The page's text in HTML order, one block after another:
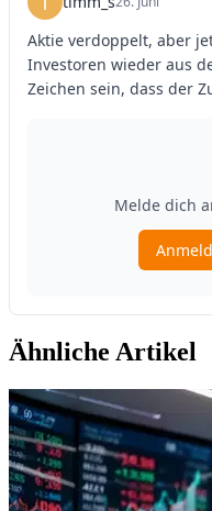
Ähnliche Artikel